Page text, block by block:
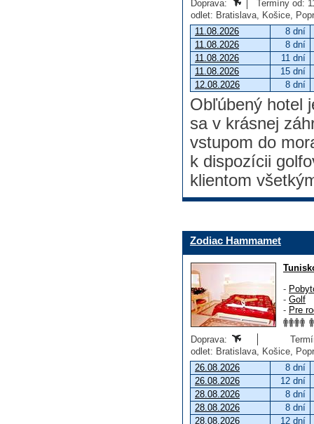
Doprava:
Termíny od:
odlet: Bratislava, Košice,
11.08.2026
8 dní
11.08.2026
8 dní
11.08.2026
11 dní
11.08.2026
15 dní
12.08.2026
8 dní
Obľúbený hotel
sa v krásnej
vstupom do
k dispozícii
klientom
Zodiac Hammamet
-
- Golf
- Pre
Doprava:
odlet: Bratislava, Košice,
26.08.2026
8 dní
26.08.2026
12 dní
28.08.2026
8 dní
28.08.2026
8 dní
28.08.2026
12 dní